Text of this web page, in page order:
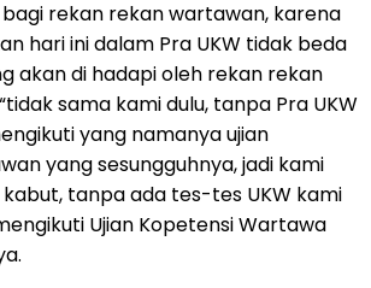
rekan rekan wartawan, karena
hari ini dalam Pra UKW tidak beda
akan di hadapi oleh rekan rekan
sama kami dulu, tanpa Pra UKW
yang namanya ujian
yang sesungguhnya, jadi kami
tanpa ada tes-tes UKW kami
Ujian Kopetensi Wartawa